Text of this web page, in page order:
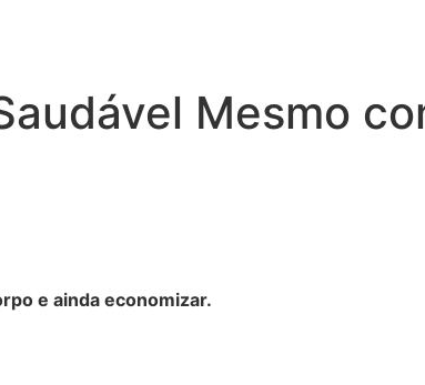
Mesmo
e ainda economizar.